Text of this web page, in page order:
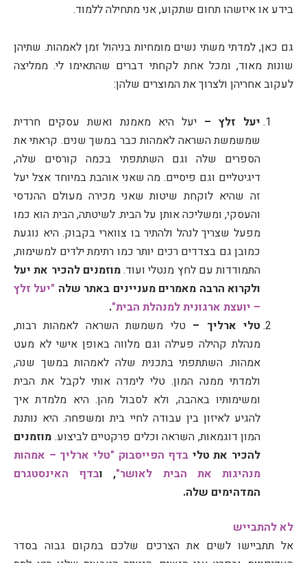
בידע או איזשהו תחום שתקוע, אני מתחילה ללמוד.
גם כאן, למדתי משתי נשים מומחיות בניהול זמן לאמהות. שתיהן
שונות מאוד, ומכל אחת לקחתי דברים שהתאימו לי. ממליצה
לעקוב אחריהן ולצרוך את המוצרים שלהן:
יעל זלץ – יעל היא מאמנת ואשת עסקים חרדית
שמשמשת השראה לאמהות כבר במשך שנים. קראתי את
הספרים שלה וגם השתתפתי בכמה קורסים שלה,
דיגיטליים וגם פיסיים. מה שאני אוהבת במיוחד אצל יעל
זה שהיא לוקחת שיטות שאני מכירה מעולם ההנדסי
והעסקי, ומשליכה אותן על הבית. לשיטתה, הבית הוא כמו
מפעל שצריך לנהל ולהתיר בו צווארי בקבוק. היא נוגעת
כמובן גם בצדדים רכים יותר כמו רתימת ילדים למשימות,
התמודדות עם לחץ מנטלי ועוד.מוזמנים להכיר את יעל
ולקרוא הרבה מאמרים מעניינים באתר שלה "יעל זלץ
– יועצת ארגונית למנהלת הבית".
טלי ארליך – טלי משמשת השראה לאמהות רבות,
מנהלת קהילה פעילה וגם מלווה באופן אישי לא מעט
אמהות. השתתפתי בתכנית שלה לאמהות במשך שנה,
ולמדתי ממנה המון. טלי לימדה אותי לקבל את הבית
ומשימותיו באהבה, ולא לסבול מהן. היא מלמדת איך
להגיע לאיזון בין עבודה לחיי בית ומשפחה. היא נותנת
המון דוגמאות, השראה וכלים פרקטיים לביצוע. מוזמנים
להכיר את טלי בדף הפייסבוק "טלי ארליך – אמהות
מנהיגות את הבית לאושר", ובדף האינסטגרם
המדהימים שלה.
לא להתבייש
אל תתביישו לשים את הצרכים שלכם במקום גבוה בסדר